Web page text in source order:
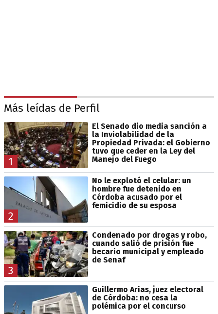
Más leídas de Perfil
1
El Senado dio media sanción a
la Inviolabilidad de la
Propiedad Privada: el Gobierno
tuvo que ceder en la Ley del
Manejo del Fuego
2
No le explotó el celular: un
hombre fue detenido en
Córdoba acusado por el
femicidio de su esposa
3
Condenado por drogas y robo,
cuando salió de prisión fue
becario municipal y empleado
de Senaf
Guillermo Arias, juez electoral
de Córdoba: no cesa la
polémica por el concurso